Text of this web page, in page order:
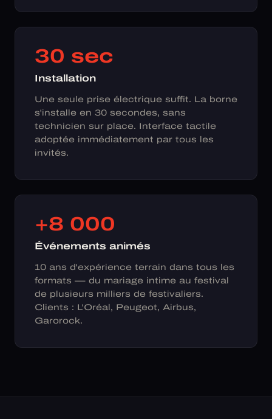
30 sec
Installation
Une seule prise électrique suffit. La borne
s'installe en 30 secondes, sans
technicien sur place. Interface tactile
adoptée immédiatement par tous les
invités.
+8 000
Événements animés
10 ans d'expérience terrain dans tous les
formats — du mariage intime au festival
de plusieurs milliers de festivaliers.
Clients : L'Oréal, Peugeot, Airbus,
Garorock.